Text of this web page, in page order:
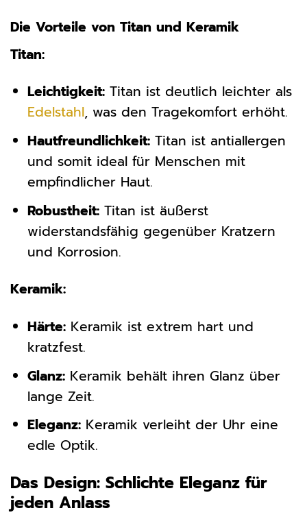
Die Vorteile von Titan und Keramik
Titan:
Leichtigkeit:Titan ist deutlich leichter als
Edelstahl, was den Tragekomfort erhöht.
Hautfreundlichkeit:Titan ist antiallergen
und somit ideal für Menschen mit
empfindlicher Haut.
Robustheit:Titan ist äußerst
widerstandsfähig gegenüber Kratzern
und Korrosion.
Keramik:
Härte:Keramik ist extrem hart und
kratzfest.
Glanz:Keramik behält ihren Glanz über
lange Zeit.
Eleganz:Keramik verleiht der Uhr eine
edle Optik.
Das Design: Schlichte Eleganz für
jeden Anlass